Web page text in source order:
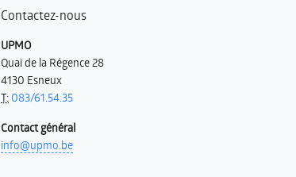
Contactez-nous
UPMO
Quai de la Régence 28
4130 Esneux
T: 083/61.54.35
Contact général
info@upmo.be